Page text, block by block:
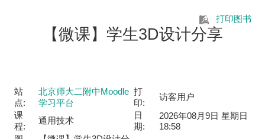
打印图书
【微课】学生3D设计分享
站
点:
北京师大二附中Moodle
学习平台
课
程:
通用技术
打
印:
访客用户
日
期:
2026年08月9日 星期日
18:58